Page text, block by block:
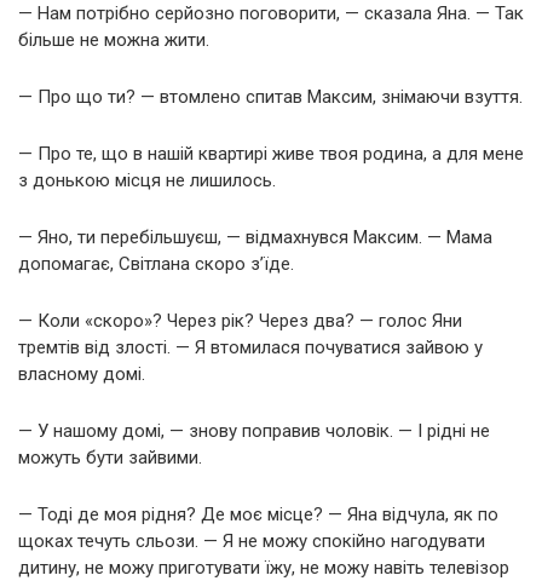
— Нам потрібно серйозно поговорити, — сказала Яна. — Так
більше не можна жити.
— Про що ти? — втомлено спитав Максим, знімаючи взуття.
— Про те, що в нашій квартирі живе твоя родина, а для мене
з донькою місця не лишилось.
— Яно, ти перебільшуєш, — відмахнувся Максим. — Мама
допомагає, Світлана скоро з’їде.
— Коли «скоро»? Через рік? Через два? — голос Яни
тремтів від злості. — Я втомилася почуватися зайвою у
власному домі.
— У нашому домі, — знову поправив чоловік. — І рідні не
можуть бути зайвими.
— Тоді де моя рідня? Де моє місце? — Яна відчула, як по
щоках течуть сльози. — Я не можу спокійно нагодувати
дитину, не можу приготувати їжу, не можу навіть телевізор